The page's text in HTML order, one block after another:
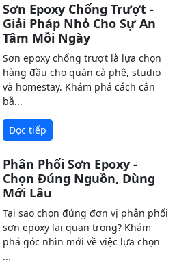
Sơn Epoxy Chống Trượt -
Giải Pháp Nhỏ Cho Sự An
Tâm Mỗi Ngày
Sơn epoxy chống trượt là lựa chọn
hàng đầu cho quán cà phê, studio
và homestay. Khám phá cách cân
bằ...
Đọc tiếp
Phân Phối Sơn Epoxy -
Chọn Đúng Nguồn, Dùng
Mới Lâu
Tại sao chọn đúng đơn vị phân phối
sơn epoxy lại quan trọng? Khám
phá góc nhìn mới về việc lựa chọn
...